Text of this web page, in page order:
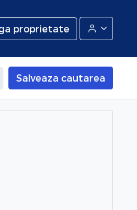
proprietate
Salveaza cautarea